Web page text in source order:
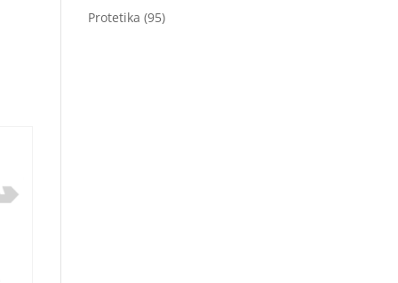
Protetika (95)